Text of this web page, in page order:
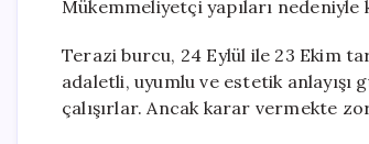
Mükemmeliyetçi yapıları
Terazi burcu, 24 Eylül ile 23 Ekim
adaletli, uyumlu ve estetik anlayışı
çalışırlar. Ancak karar vermekte